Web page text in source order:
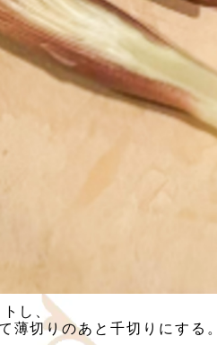
トし、
薄切りのあと千切りにする。